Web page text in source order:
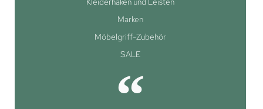
Marken
Möbelgriff-Zubehör
SALE